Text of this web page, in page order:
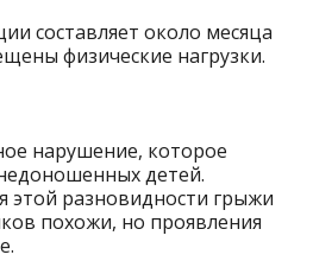
составляет около месяца
физические нагрузки.
нарушение, которое
детей.
этой разновидности грыжи
похожи, но проявления